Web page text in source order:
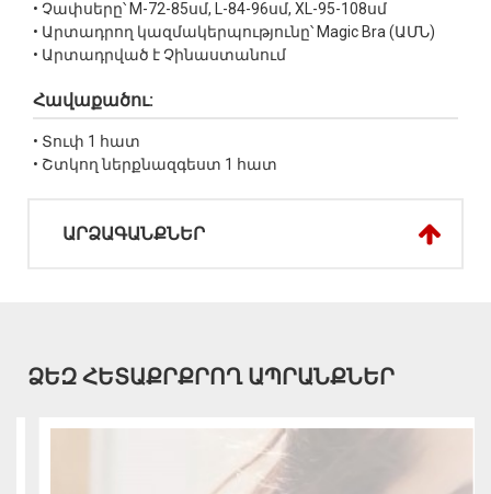
• Չափսերը՝ M-72-85սմ, L-84-96սմ, XL-95-108սմ
• Արտադրող կազմակերպությունը՝ Magic Bra (ԱՄՆ)
• Արտադրված է Չինաստանում
Հավաքածու:
• Տուփ 1 հատ
• Շտկող ներքնազգեստ 1 հատ
ԱՐՁԱԳԱՆՔՆԵՐ
ՁԵԶ ՀԵՏԱՔՐՔՐՈՂ ԱՊՐԱՆՔՆԵՐ